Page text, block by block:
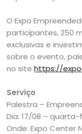
O Expo
participantes, 250
exclusivas e
sobre o evento,
no sitehttps://
Serviço
Palestra –
Dia: 17/08 – quarta-
Onde: Expo Center